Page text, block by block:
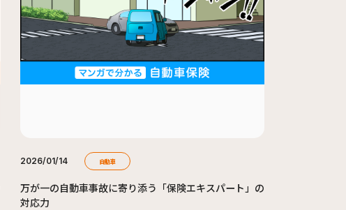
2026/01/14 自動車
万が一の自動車事故に寄り添う「保険エキスパート」の
対応力